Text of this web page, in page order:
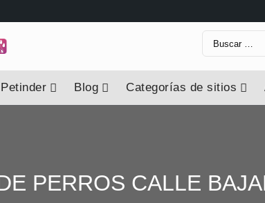
Buscar:
Blog Categorías de sitios
PERROS CALLE